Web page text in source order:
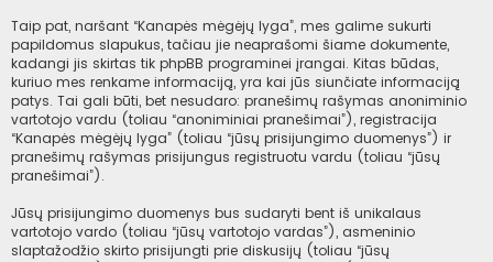
Taip pat, naršant “Kanapės mėgėjų lyga”, mes galime sukurti
papildomus slapukus, tačiau jie neaprašomi šiame dokumente,
kadangi jis skirtas tik phpBB programinei įrangai. Kitas būdas,
kuriuo mes renkame informaciją, yra kai jūs siunčiate informaciją
patys. Tai gali būti, bet nesudaro: pranešimų rašymas anoniminio
vartotojo vardu (toliau “anoniminiai pranešimai”), registracija
“Kanapės mėgėjų lyga” (toliau “jūsų prisijungimo duomenys”) ir
pranešimų rašymas prisijungus registruotu vardu (toliau “jūsų
pranešimai”).
Jūsų prisijungimo duomenys bus sudaryti bent iš unikalaus
vartotojo vardo (toliau “jūsų vartotojo vardas”), asmeninio
slaptažodžio skirto prisijungti prie diskusijų (toliau “jūsų